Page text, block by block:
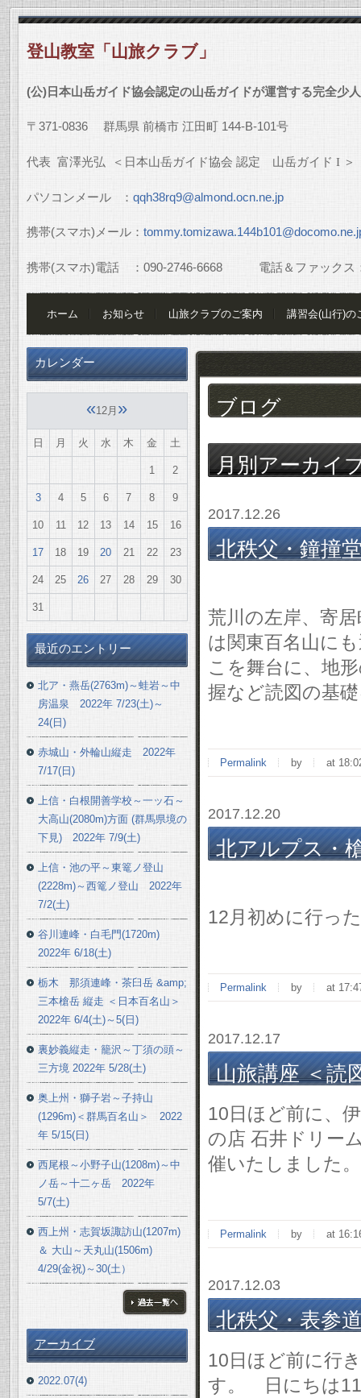
登山教室「山旅クラブ」
(公)日本山岳ガイド協会認定の山岳ガイドが運営する完全少
〒 371-0836 群馬県 前橋市 江田町 144-B-101号
代表 富澤光弘 ＜日本山岳ガイド協会 認定 山岳ガイド I ＞
パソコンメール ： qqh38rq9@almond.ocn.ne.jp
携帯(スマホ)メール：
携帯(スマホ)電話 ： 090-2746-6668電話＆ファックス
ホーム お知らせ 山旅クラブのご案内 講習会(山行)の
ブログ
月別アーカイ
2017.12.26
北秩父・鐘撞
荒川の左岸、寄
は関東百名山に
こを舞台に、地
握など読図の基
Permalink by at
2017.12.20
北アルプス・
12月初めに行っ
Permalink by at
2017.12.17
山旅講座 ＜読
10日ほど前に、
の店 石井ドリー
催いたしました。
Permalink by at
2017.12.03
北秩父・表参
10日ほど前に行
す。 日にちは
カレンダー
«12月 »
日 月 火 水 木 金 土
1 2
3 4 5 6 7 8 9
10 11 12 13 14 15 16
17 18 19 20 21 22 23
24 25 26 27 28 29 30
31
最近のエントリー
北ア・燕岳(2763m)～蛙岩～中
房温泉 2022年 7/23(土)～
24(日)
赤城山・外輪山縦走 2022年
7/17(日)
上信・白根開善学校～一ッ石～
大高山(2080m)方面 (群馬県境の
下見) 2022年 7/9(土)
上信・池の平～東篭ノ登山
(2228m)～西篭ノ登山 2022年
7/2(土)
谷川連峰・白毛門(1720m)
2022年 6/18(土)
栃木 那須連峰・茶臼岳 &amp;
三本槍岳 縦走 ＜日本百名山＞
2022年 6/4(土)～5(日)
裏妙義縦走・籠沢～丁須の頭～
三方境 2022年 5/28(土)
奥上州・獅子岩～子持山
(1296m)＜群馬百名山＞ 2022
年 5/15(日)
西尾根～小野子山(1208m)～中
ノ岳～十二ヶ岳 2022年
5/7(土)
西上州・志賀坂諏訪山(1207m)
＆ 大山～天丸山(1506m)
4/29(金祝)～30(土）
アーカイブ
2022.07(4)